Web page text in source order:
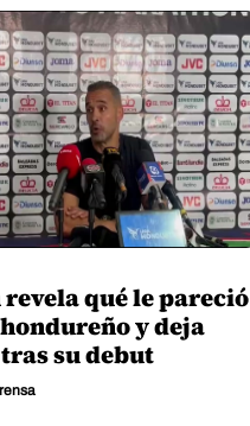
qué le pareció
y deja
su debut